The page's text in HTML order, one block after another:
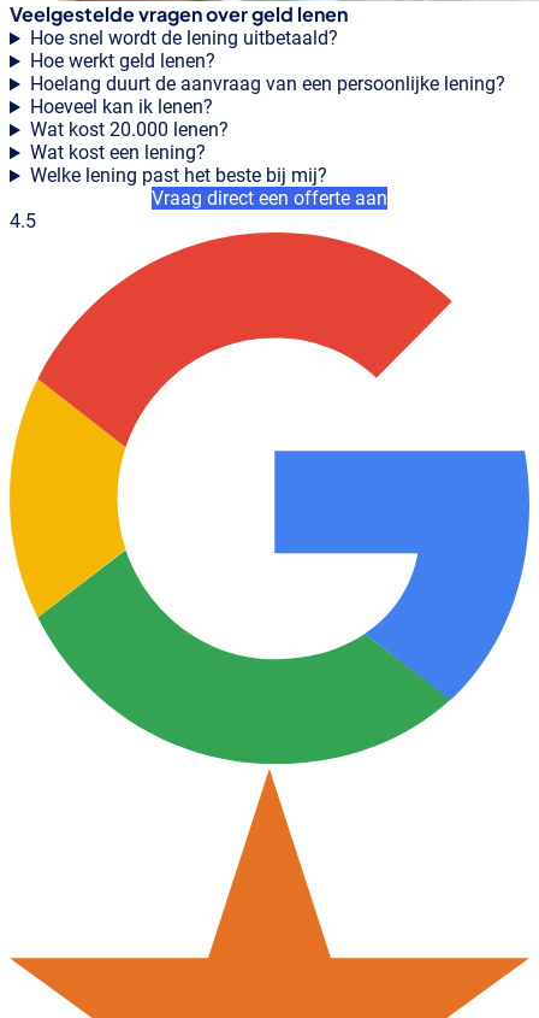
Veelgestelde vragen over geld lenen
Hoe snel wordt de lening uitbetaald?
Hoe werkt geld lenen?
Hoelang duurt de aanvraag van een persoonlijke lening?
Hoeveel kan ik lenen?
Wat kost 20.000 lenen?
Wat kost een lening?
Welke lening past het beste bij mij?
Vraag direct een offerte aan
4.5